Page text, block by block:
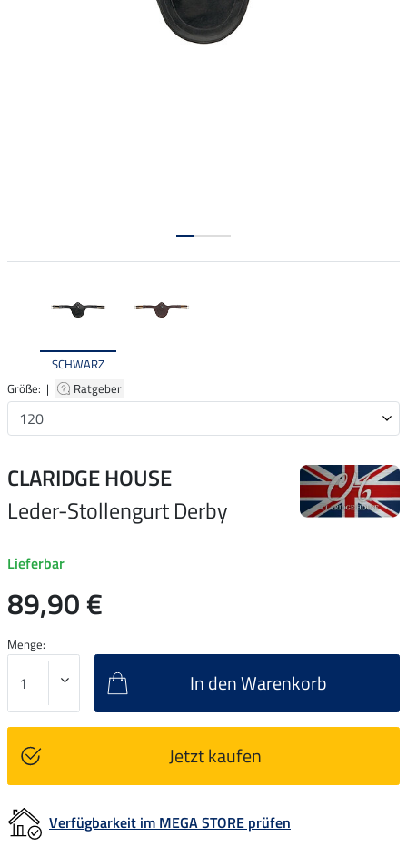
SCHWARZ
Größe: |
Ratgeber
CLARIDGE HOUSE
Leder-Stollengurt Derby
Lieferbar
89,90 €
Menge:
In den Warenkorb
Jetzt kaufen
Verfügbarkeit im MEGA STORE prüfen